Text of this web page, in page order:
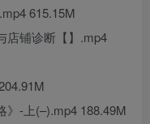
615.15M
店铺诊断【】.mp4
》-上(–).mp4 188.49M